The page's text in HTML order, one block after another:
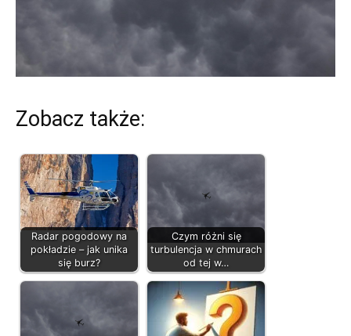
Zobacz także:
Radar pogodowy na
pokładzie – jak unika
się burz?
Czym różni się
turbulencja w chmurach
od tej w…